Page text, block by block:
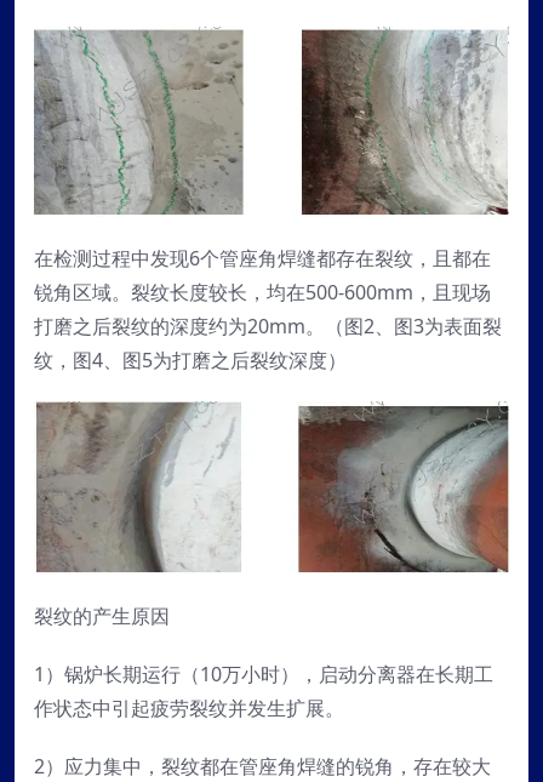
在检测过程中发现6个管座角焊缝都存在裂纹，且都在
锐角区域。裂纹长度较长，均在500-600mm，且现场
打磨之后裂纹的深度约为20mm。（图2、图3为表面裂
纹，图4、图5为打磨之后裂纹深度）
裂纹的产生原因
1）锅炉长期运行（10万小时），启动分离器在长期工
作状态中引起疲劳裂纹并发生扩展。
2）应力集中，裂纹都在管座角焊缝的锐角，存在较大